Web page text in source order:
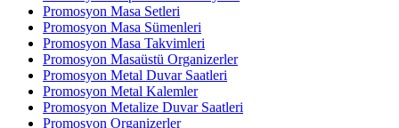
Promosyon Masa Setleri
Promosyon Masa Sümenleri
Promosyon Masa Takvimleri
Promosyon Masaüstü Organizerler
Promosyon Metal Duvar Saatleri
Promosyon Metal Kalemler
Promosyon Metalize Duvar Saatleri
Promosyon Organizerler